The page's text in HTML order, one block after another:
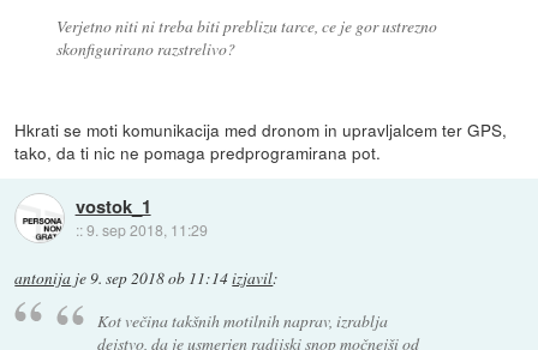
Verjetno niti ni treba biti preblizu tarce, ce je gor ustrezno
skonfigurirano razstrelivo?
Hkrati se moti komunikacija med dronom in upravljalcem ter GPS,
tako, da ti nic ne pomaga predprogramirana pot.
vostok_1
::9. sep 2018, 11:29
antonija je9. sep 2018 ob 11:14izjavil:
Kot večina takšnih motilnih naprav, izrablja
dejstvo, da je usmerjen radijski snop močnejši od